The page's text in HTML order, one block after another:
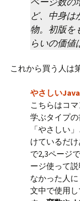
ど、中身は
物。初版を
らいの価値
これから買う人は
やさしい
こちらはコ
学ぶタイプの
「やさしい
けているだ
で2,3ページ
ージ使って
なかった人に
文中で使用